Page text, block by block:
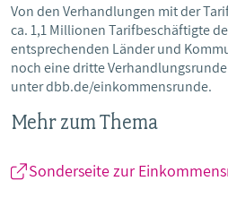
Von den Verhandlungen mit der
ca. 1,1 Millionen Tarifbeschäftigte
entsprechenden Länder und
noch eine dritte
unter dbb.de/einkommensrunde.
Mehr zum Thema
Sonderseite zur